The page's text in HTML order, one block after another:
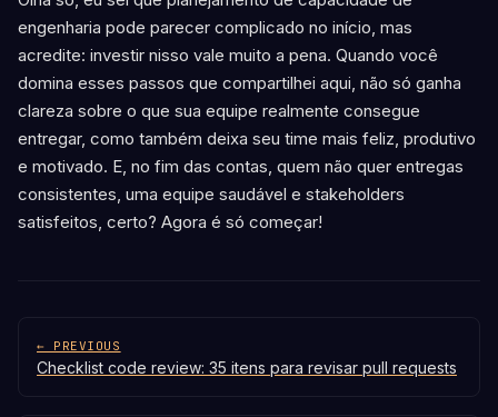
engenharia pode parecer complicado no início, mas
acredite: investir nisso vale muito a pena. Quando você
domina esses passos que compartilhei aqui, não só ganha
clareza sobre o que sua equipe realmente consegue
entregar, como também deixa seu time mais feliz, produtivo
e motivado. E, no fim das contas, quem não quer entregas
consistentes, uma equipe saudável e stakeholders
satisfeitos, certo? Agora é só começar!
← PREVIOUS
Checklist code review: 35 itens para revisar pull requests